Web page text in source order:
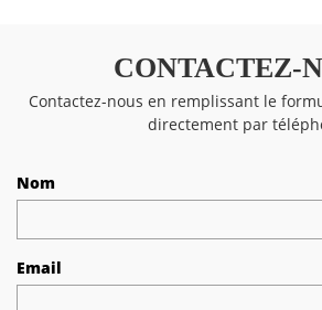
CONTACTEZ-
Contactez-nous en remplissant le
directement par
Nom
Email